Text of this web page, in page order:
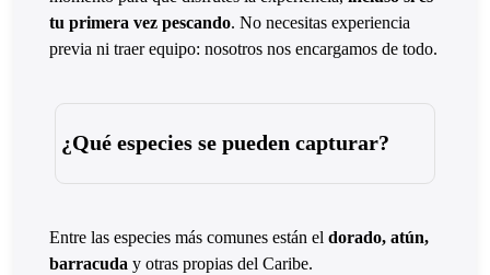
tu primera vez pescando. No necesitas experiencia
previa ni traer equipo: nosotros nos encargamos de todo.
¿Qué especies se pueden capturar?
Entre las especies más comunes están el dorado, atún,
barracuda y otras propias del Caribe.